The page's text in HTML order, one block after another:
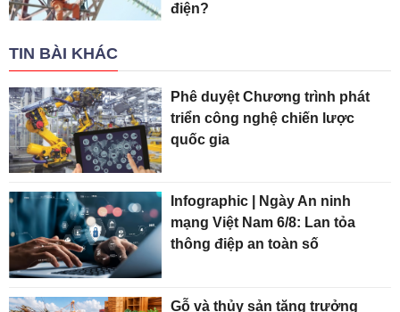
điện?
TIN BÀI KHÁC
Phê duyệt Chương trình phát
triển công nghệ chiến lược
quốc gia
Infographic | Ngày An ninh
mạng Việt Nam 6/8: Lan tỏa
thông điệp an toàn số
Gỗ và thủy sản tăng trưởng